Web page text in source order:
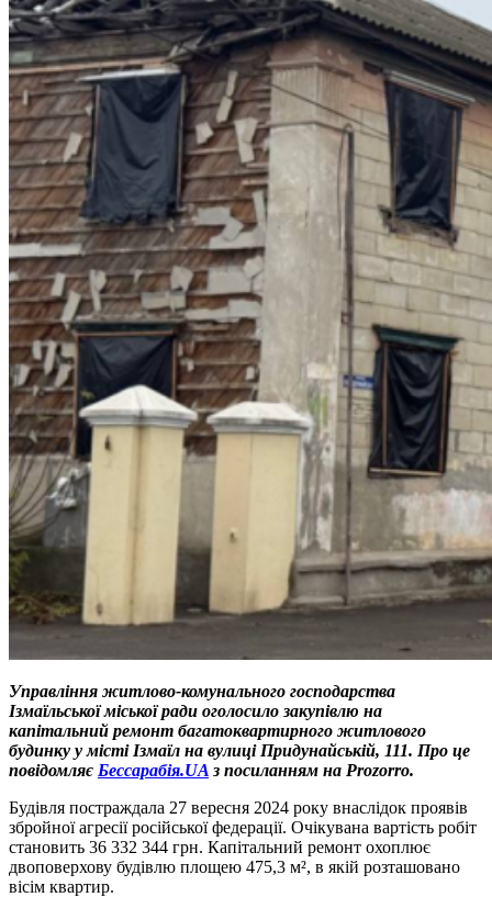
Управління житлово-комунального господарства
Ізмаїльської міської ради оголосило закупівлю на
капітальний ремонт багатоквартирного житлового
будинку у місті Ізмаїл на вулиці Придунайській, 111. Про це
повідомляє Бессарабія.UA з посиланням на Prozorro.
Будівля постраждала 27 вересня 2024 року внаслідок проявів
збройної агресії російської федерації. Очікувана вартість робіт
становить 36 332 344 грн. Капітальний ремонт охоплює
двоповерхову будівлю площею 475,3 м², в якій розташовано
вісім квартир.